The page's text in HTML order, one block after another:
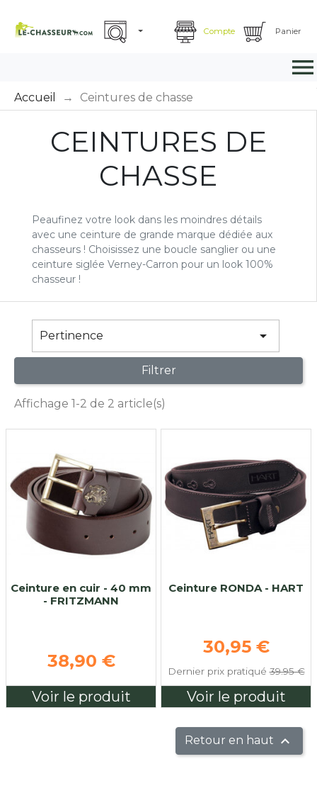
Compte Panier

Accueil Ceintures de chasse
CEINTURES DE
CHASSE
Peaufinez votre look dans les moindres détails
avec une ceinture de grande marque dédiée aux
chasseurs ! Choisissez une boucle sanglier ou une
ceinture siglée Verney-Carron pour un look 100%
chasseur !
Pertinence 
Filtrer
Affichage 1-2 de 2 article(s)
Ceinture en cuir - 40 mm
- FRITZMANN
38,90 €
Voir le produit
Ceinture RONDA - HART
Prix de base
30,95 €
Dernier prix pratiqué39.95 €
Voir le produit
Retour en haut 